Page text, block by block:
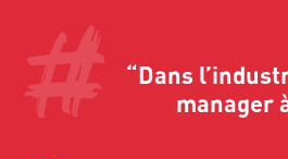
“Dans
manager